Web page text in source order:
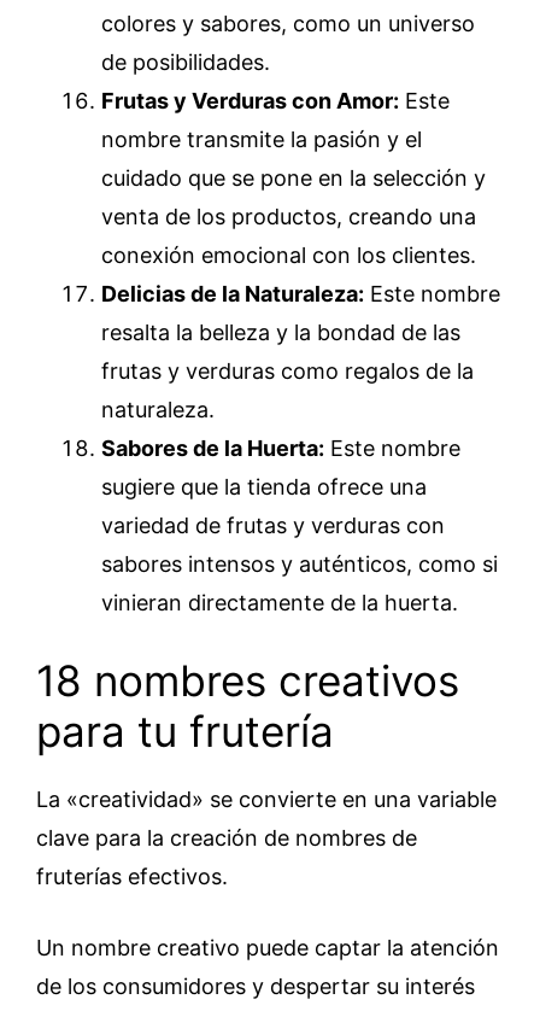
colores y sabores, como un universo
de posibilidades.
Frutas y Verduras con Amor: Este
nombre transmite la pasión y el
cuidado que se pone en la selección y
venta de los productos, creando una
conexión emocional con los clientes.
Delicias de la Naturaleza: Este nombre
resalta la belleza y la bondad de las
frutas y verduras como regalos de la
naturaleza.
Sabores de la Huerta: Este nombre
sugiere que la tienda ofrece una
variedad de frutas y verduras con
sabores intensos y auténticos, como si
vinieran directamente de la huerta.
18 nombres creativos
para tu frutería
La «creatividad» se convierte en una variable
clave para la creación de nombres de
fruterías efectivos.
Un nombre creativo puede captar la atención
de los consumidores y despertar su interés